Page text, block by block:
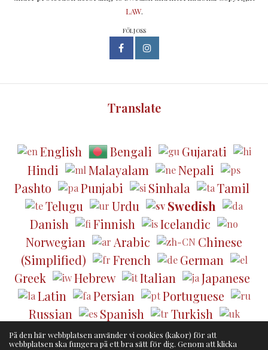
LAW.
FÖLJ OSS
Translate
English Bengali
Gujarati
Hindi
Malayalam
Nepali
Pashto
Punjabi Sinhala
Tamil
Telugu
Urdu
Swedish
Danish
Finnish
Icelandic
Norwegian
Arabic
Chinese
(Simplified)
French
German
Greek
Hebrew Italian
Japanese
Latin
Persian
Portuguese
Russian
Spanish
Turkish
Ukrainian
På den här webbplatsen använder vi cookies (kakor) för att
webbplatsen ska fungera på ett bra sätt för dig. Genom att klicka